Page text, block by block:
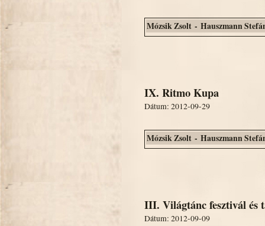
Mózsik Zsolt - Hauszmann
IX. Ritmo Kupa
Dátum: 2012-09-29
Mózsik Zsolt - Hauszmann
III. Világtánc fesztivál és
Dátum: 2012-09-09